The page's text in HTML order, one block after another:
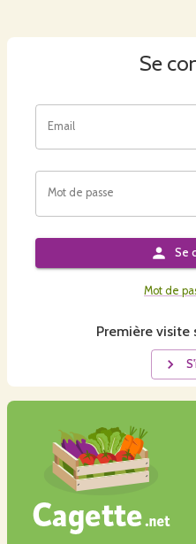
Se
Email
Mot de passe
Se
Mot de
Première visite